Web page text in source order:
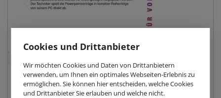
Cookies und Drittanbieter
Wir möchten Cookies und Daten von Drittanbietern
verwenden, um Ihnen ein optimales Webseiten-Erlebnis zu
ermöglichen. Sie können hier entscheiden, welche Cookies
und Drittanbieter Sie erlauben und welche nicht.